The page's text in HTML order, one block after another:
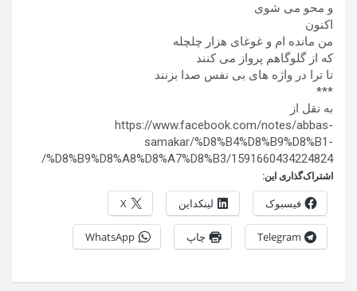
و محو می شوی
اکنون
من مانده ام و غوغای هزار چلچله
که از گلوگاهم پرواز می کنند
تا ترا در واژه های بی نفس صدا بزنند
***
به نقل از
https://www.facebook.com/notes/abbas-
samakar/%D8%B4%D8%B9%D8%B1-
%D8%B9%D8%A8%D8%A7%D8%B3/1591660434224824/
اشتراک‌گذاری این:
فیسبوک لینکداین X
Telegram چاپ WhatsApp